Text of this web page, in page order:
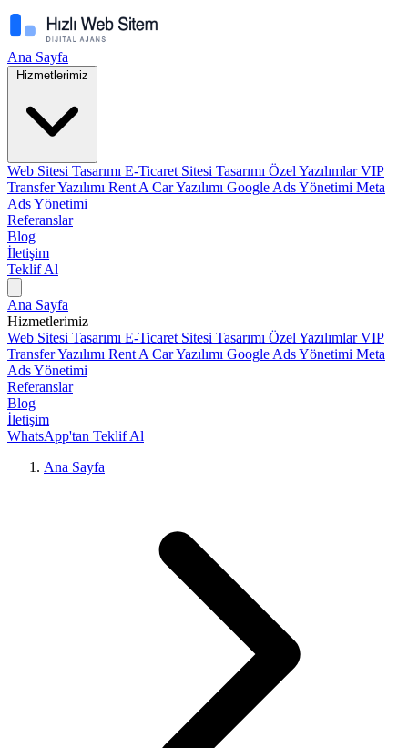
Ana Sayfa
Hizmetlerimiz
Web Sitesi Tasarımı E-Ticaret Sitesi Tasarımı Özel YazılımlarVIP
Transfer Yazılımı Rent A Car Yazılımı Google Ads Yönetimi Meta
Ads Yönetimi
Referanslar
Blog
İletişim
Teklif Al
Ana Sayfa
Hizmetlerimiz
Web Sitesi Tasarımı E-Ticaret Sitesi Tasarımı Özel YazılımlarVIP
Transfer Yazılımı Rent A Car Yazılımı Google Ads Yönetimi Meta
Ads Yönetimi
Referanslar
Blog
İletişim
WhatsApp'tan Teklif Al
Ana Sayfa